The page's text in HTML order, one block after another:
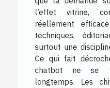
l’effet vitrine,
réellement
techniques,
surtout une
Ce qui fait
chatbot ne se
longtemps. Les